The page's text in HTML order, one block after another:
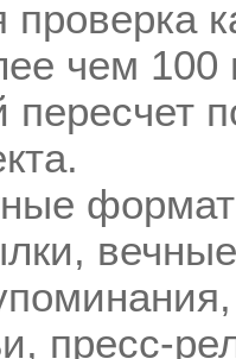
чем 100
пресс-